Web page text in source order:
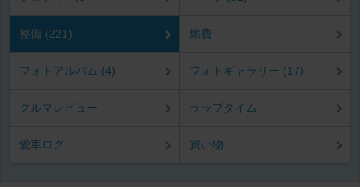
整備 (221) 燃費
フォトアルバム (4) フォトギャラリー (17)
クルマレビュー ラップタイム
愛車ログ 買い物